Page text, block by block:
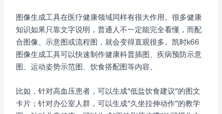
图像生成工具在医疗健康领域同样有很大作用。很多健康
知识如果只靠文字说明，普通人不一定能完全看懂，而配
合图像、示意图或流程图，就会变得直观很多。凯时k66
图像生成工具可以快速制作健康科普插图、疾病预防示意
图、运动姿势示范图、饮食搭配图等内容。
比如，针对高血压患者，可以生成“低盐饮食建议”的图文
卡片；针对办公室人群，可以生成“久坐拉伸动作”的教学